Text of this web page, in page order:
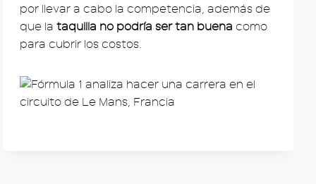
por llevar a cabo la competencia, además de
que la taquilla no podría ser tan buena como
para cubrir los costos.